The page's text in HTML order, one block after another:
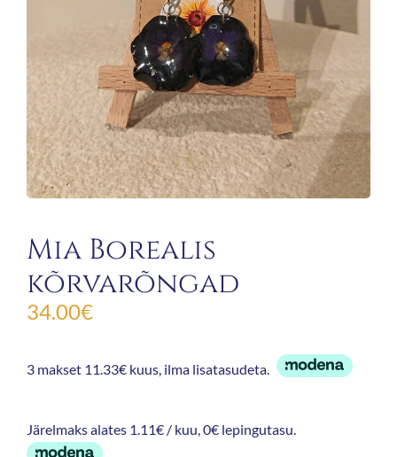
Mia Borealis
kõrvarõngad
34.00€
3 makset 11.33€ kuus, ilma lisatasudeta.
Järelmaks alates 1.11€ / kuu, 0€ lepingutasu.